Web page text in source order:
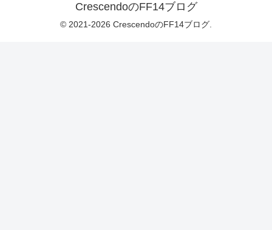
CrescendoのFF14ブログ
© 2021-2026 CrescendoのFF14ブログ.